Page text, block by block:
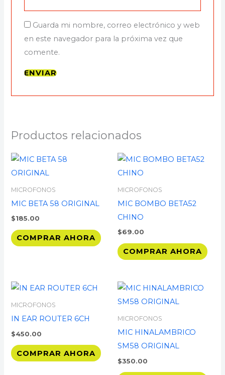
Guarda mi nombre, correo electrónico y web
en este navegador para la próxima vez que
comente.
Productos relacionados
MICROFONOS
MIC BETA 58 ORIGINAL
$185.00
COMPRAR AHORA
MICROFONOS
MIC BOMBO BETA52
CHINO
$69.00
COMPRAR AHORA
MICROFONOS
IN EAR ROUTER 6CH
$450.00
COMPRAR AHORA
MICROFONOS
MIC HINALAMBRICO
SM58 ORIGINAL
$350.00